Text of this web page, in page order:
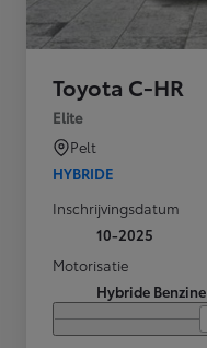
Toyota C-HR
Elite
Pelt
HYBRIDE
Inschrijvingsdatum
10-2025
Motorisatie
Hybride Benzine